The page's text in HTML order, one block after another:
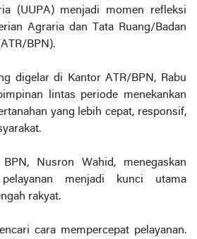
(UUPA) menjadi momen refleksi
Agraria dan Tata Ruang/Badan
BPN).
digelar di Kantor ATR/BPN, Rabu
lintas periode menekankan
yang lebih cepat, responsif,
Nusron Wahid, menegaskan
menjadi kunci utama
rakyat.
cara mempercepat pelayanan.